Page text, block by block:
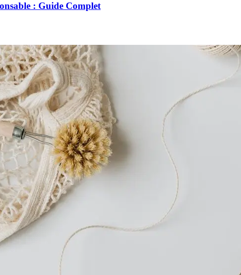
: Guide Complet